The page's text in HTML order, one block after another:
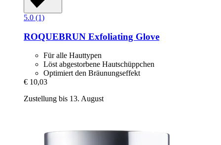
5.0 (1)
ROQUEBRUN Exfoliating Glove
Für alle Hauttypen
Löst abgestorbene Hautschüppchen
Optimiert den Bräunungseffekt
€ 10,03
Zustellung bis 13. August